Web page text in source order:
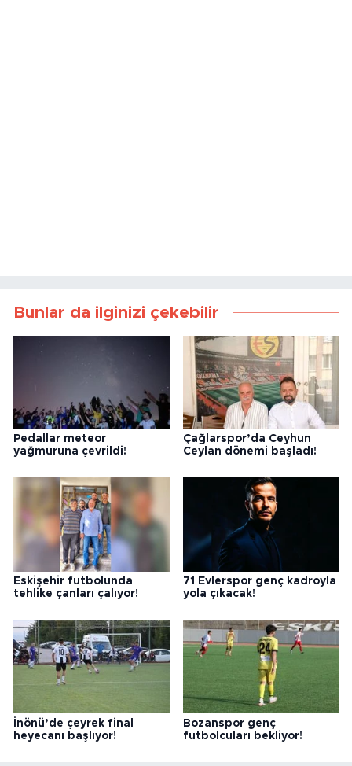
Bunlar da ilginizi çekebilir
Pedallar meteor
yağmuruna çevrildi!
Çağlarspor’da Ceyhun
Ceylan dönemi başladı!
Eskişehir futbolunda
tehlike çanları çalıyor!
71 Evlerspor genç kadroyla
yola çıkacak!
İnönü’de çeyrek final
heyecanı başlıyor!
Bozanspor genç
futbolcuları bekliyor!